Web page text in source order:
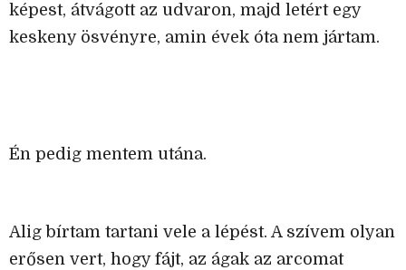
képest, átvágott az udvaron, majd letért egy
keskeny ösvényre, amin évek óta nem jártam.
Én pedig mentem utána.
Alig bírtam tartani vele a lépést. A szívem olyan
erősen vert, hogy fájt, az ágak az arcomat